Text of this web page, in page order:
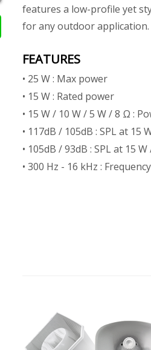
features a low-profile yet
for any outdoor application.
FEATURES
• 25 W : Max power
• 15 W : Rated power
• 15 W / 10 W / 5 W / 8 Ω :
• 117dB / 105dB : SPL at 15
• 105dB / 93dB : SPL at 15
• 300 Hz - 16 kHz :